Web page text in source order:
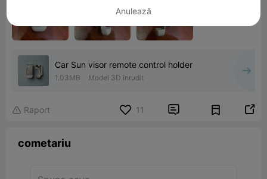
Car Sun visor remote control holder
1.03MB Model 3D înrudit
 Raport 11  
cometariu
Anulează